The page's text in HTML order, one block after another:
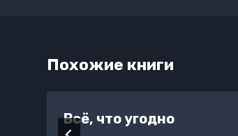
Похожие книги
Всё, что угодно